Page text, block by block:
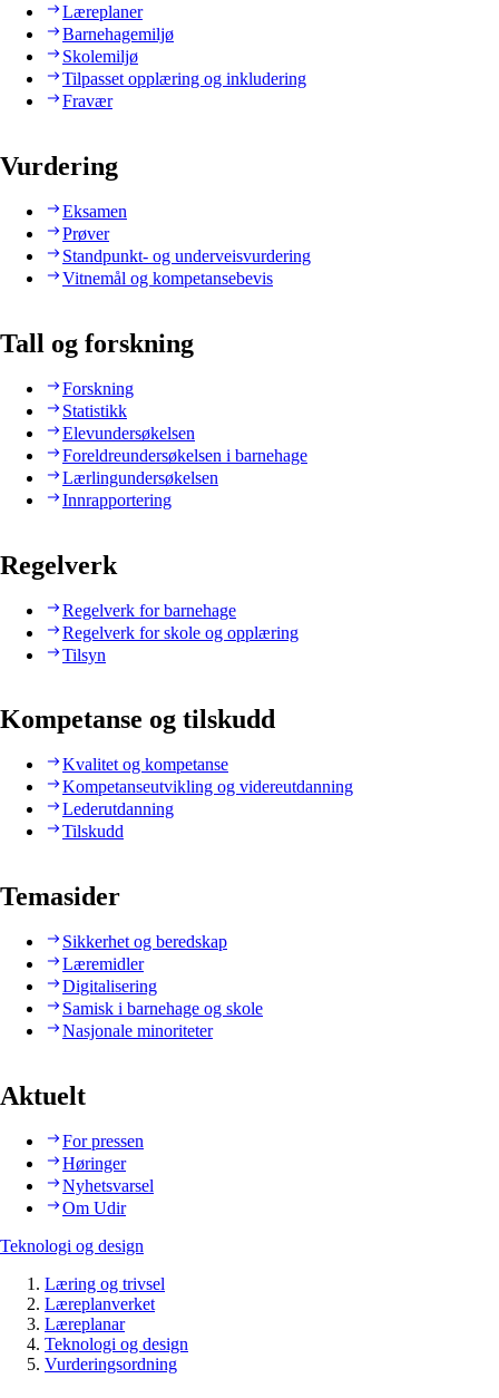
Læreplaner
Barnehagemiljø
Skolemiljø
Tilpasset opplæring og inkludering
Fravær
Vurdering
Eksamen
Prøver
Standpunkt- og underveisvurdering
Vitnemål og kompetansebevis
Tall og forskning
Forskning
Statistikk
Elevundersøkelsen
Foreldreundersøkelsen i barnehage
Lærlingundersøkelsen
Innrapportering
Regelverk
Regelverk for barnehage
Regelverk for skole og opplæring
Tilsyn
Kompetanse og tilskudd
Kvalitet og kompetanse
Kompetanseutvikling og videreutdanning
Lederutdanning
Tilskudd
Temasider
Sikkerhet og beredskap
Læremidler
Digitalisering
Samisk i barnehage og skole
Nasjonale minoriteter
Aktuelt
For pressen
Høringer
Nyhetsvarsel
Om Udir
Teknologi og design
Læring og trivsel
Læreplanverket
Læreplanar
Teknologi og design
Vurderingsordning